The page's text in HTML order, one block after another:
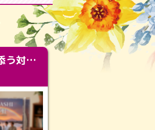
急な依頼にも寄り添う対応。メモリアルコーナーで振り返る大切な日々